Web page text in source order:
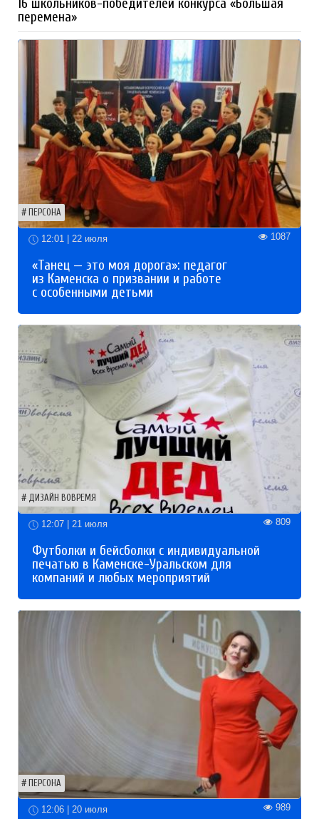
16 школьников-победителей конкурса «Большая
перемена»
ПЕРСОНА
12:01 | 22 июля 1087
«Танец — это моя дорога»: педагог
из Каменска о призвании и работе
с особенными детьми
ДИЗАЙН ВОВРЕМЯ
12:07 | 21 июля 809
Футболки и бейсболки с индивидуальной
печатью в Каменске-Уральском для
компаний и любых мероприятий
ПЕРСОНА
12:06 | 20 июля 989